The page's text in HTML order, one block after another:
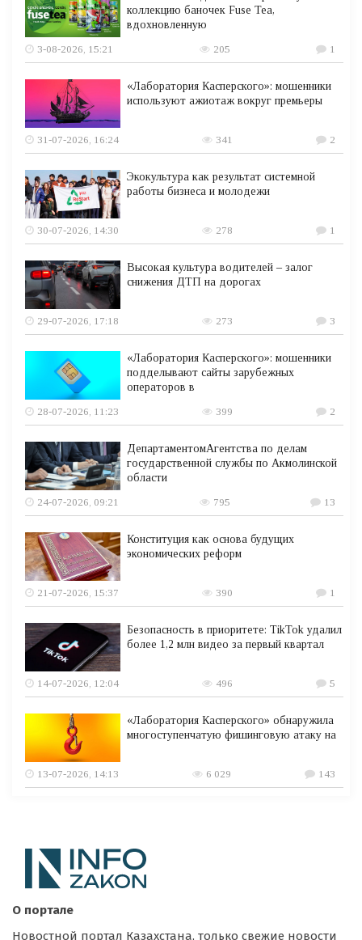
коллекцию баночек Fuse Tea,
вдохновленную
3-08-2026, 15:21
205 1
«Лаборатория Касперского»: мошенники
используют ажиотаж вокруг премьеры
31-07-2026, 16:24 341 2
Экокультура как результат системной
работы бизнеса и молодежи
30-07-2026, 14:30 278 1
Высокая культура водителей – залог
снижения ДТП на дорогах
29-07-2026, 17:18 273 3
«Лаборатория Касперского»: мошенники
подделывают сайты зарубежных
операторов в
28-07-2026, 11:23
399 2
ДепартаментомАгентства по делам
государственной службы по Акмолинской
области
24-07-2026, 09:21
795 13
Конституция как основа будущих
экономических реформ
21-07-2026, 15:37 390 1
Безопасность в приоритете: TikTok удалил
более 1,2 млн видео за первый квартал
14-07-2026, 12:04 496 5
«Лаборатория Касперского» обнаружила
многоступенчатую фишинговую атаку на
13-07-2026, 14:13 6 029 143
О портале
Новостной портал Казахстана, только свежие новости